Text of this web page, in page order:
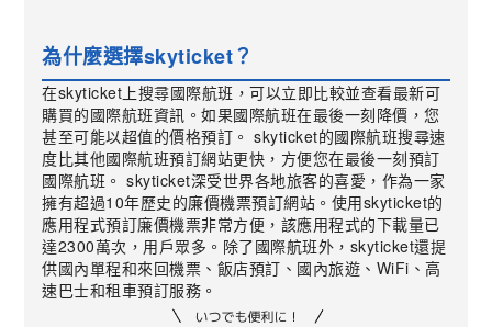
為什麼選擇skyticket？
在skyticket上搜尋國際航班，可以立即比較並查看最新可
購買的國際航班資訊。如果國際航班在最後一刻降價，您
甚至可能以超值的價格預訂。 skyticket的國際航班搜尋速
度比其他國際航班預訂網站更快，方便您在最後一刻預訂
國際航班。 skyticket深受世界各地旅客的喜愛，作為一家
擁有超過10年歷史的廉價機票預訂網站。使用skyticket的
應用程式預訂廉價機票非常方便，該應用程式的下載量已
達2300萬次，用戶眾多。除了國際航班外，skyticket還提
供國內單程和來回機票、飯店預訂、國內旅遊、WiFi、高
速巴士和租車預訂服務。